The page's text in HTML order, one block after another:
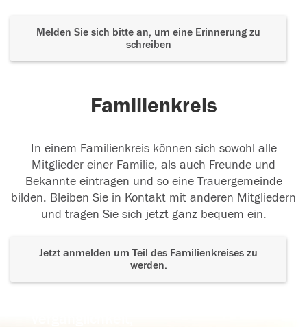
Melden Sie sich bitte an, um eine Erinnerung zu
schreiben
Familienkreis
In einem Familienkreis können sich sowohl alle
Mitglieder einer Familie, als auch Freunde und
Bekannte eintragen und so eine Trauergemeinde
bilden. Bleiben Sie in Kontakt mit anderen Mitgliedern
und tragen Sie sich jetzt ganz bequem ein.
Jetzt anmelden um Teil des Familienkreises zu
werden.